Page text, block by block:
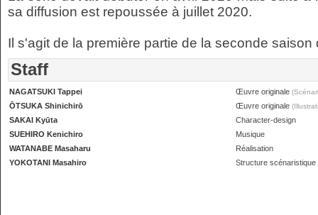
sa diffusion est repoussée à juillet 2020.
Il s'agit de la première partie de la seconde saison
Staff
NAGATSUKI Tappei Œuvre originale
ŌTSUKA Shinichirō Œuvre originale
SAKAI Kyūta
Character-design
SUEHIRO Kenichiro
Musique
WATANABE Masaharu
Réalisation
YOKOTANI Masahiro
Structure scénaristique